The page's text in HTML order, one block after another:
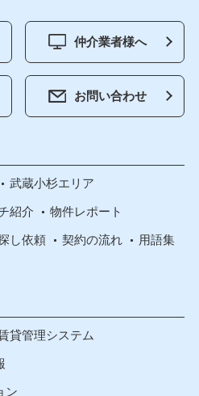
仲介業者様へ
お問い合わせ
武蔵小杉エリア
紹介 物件レポート
し依頼 契約の流れ 用語集
貸管理システム
ン